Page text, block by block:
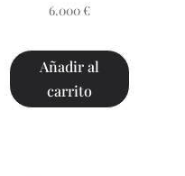
6.000 €
Añadir al
carrito